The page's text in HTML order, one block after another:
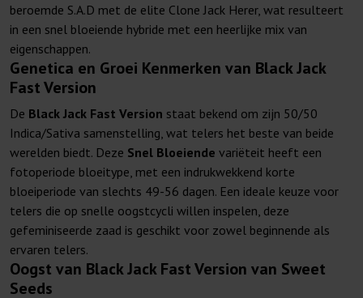
beroemde S.A.D met de elite Clone Jack Herer, wat resulteert
in een snel bloeiende hybride met een heerlijke mix van
eigenschappen.
Genetica en Groei Kenmerken van Black Jack
Fast Version
De Black Jack Fast Version staat bekend om zijn 50/50
Indica/Sativa samenstelling, wat telers het beste van beide
werelden biedt. Deze Snel Bloeiende variëteit heeft een
fotoperiode bloeitype, met een indrukwekkend korte
bloeiperiode van slechts 49-56 dagen. Een ideale keuze voor
telers die op snelle oogstcycli willen inspelen, deze
gefeminiseerde zaad is geschikt voor zowel beginnende als
ervaren telers.
Oogst van Black Jack Fast Version van Sweet
Seeds